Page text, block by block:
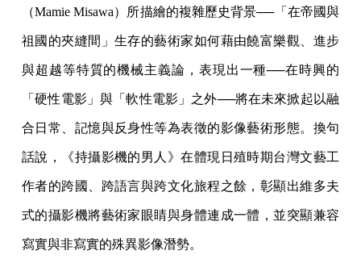
（Mamie Misawa）所描繪的複雜歷史背景──「在帝國與
祖國的夾縫間」生存的藝術家如何藉由饒富樂觀、進步
與超越等特質的機械主義論，表現出一種──在時興的
「硬性電影」與「軟性電影」之外──將在未來掀起以融
合日常、記憶與反身性等為表徵的影像藝術形態。換句
話說，《持攝影機的男人》在體現日殖時期台灣文藝工
作者的跨國、跨語言與跨文化旅程之餘，彰顯出維多夫
式的攝影機將藝術家眼睛與身體連成一體，並突顯兼容
寫實與非寫實的殊異影像潛勢。